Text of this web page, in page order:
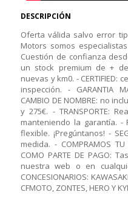
DESCRIPCIÓN
Oferta válida salvo error
Motors somos
Cuestión de confianza
un stock premium de +
nuevas y km0. -
inspección. - GARANTIA
CAMBIO DE NOMBRE: no
y 275€. - TRANSPORTE:
manteniendo la garantía. -
flexible. ¡Pregúntanos! -
medida. - COMPRAMOS
COMO PARTE DE PAGO:
nuestra web o en
CONCESIONARIOS:
CFMOTO, ZONTES, HERO Y